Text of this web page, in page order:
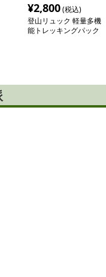
¥2,800(税込)
登山リュック 軽量多機
能トレッキングパック